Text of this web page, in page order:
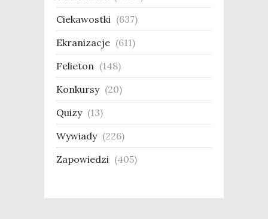
Ciekawostki (637)
Ekranizacje (611)
Felieton (148)
Konkursy (20)
Quizy (13)
Wywiady (226)
Zapowiedzi (405)